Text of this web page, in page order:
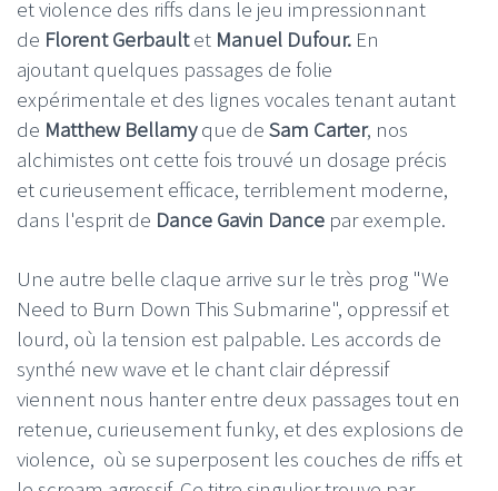
et violence des riffs dans le jeu impressionnant
de Florent Gerbaultet Manuel Dufour. En
ajoutant quelques passages de folie
expérimentale et des lignes vocales tenant autant
de Matthew Bellamyque de Sam Carter, nos
alchimistes ont cette fois trouvé un dosage précis
et curieusement efficace, terriblement moderne,
dans l'esprit de Dance Gavin Dance par exemple.
Une autre belle claque arrive sur le très prog "We
Need to Burn Down This Submarine", oppressif et
lourd, où la tension est palpable. Les accords de
synthé new wave et le chant clair dépressif
viennent nous hanter entre deux passages tout en
retenue, curieusement funky, et des explosions de
violence, où se superposent les couches de riffs et